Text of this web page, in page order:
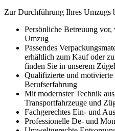
Zur Durchführung Ihres Umzugs
Persönliche Betreuung
Umzug
Passendes
erhältlich zum Kauf oder
finden Sie in unserem
Qualifizierte und
Berufserfahrung
Mit modernster Technik
Transportfahrzeuge und
Fachgerechtes Ein- und
Professionelle De- und